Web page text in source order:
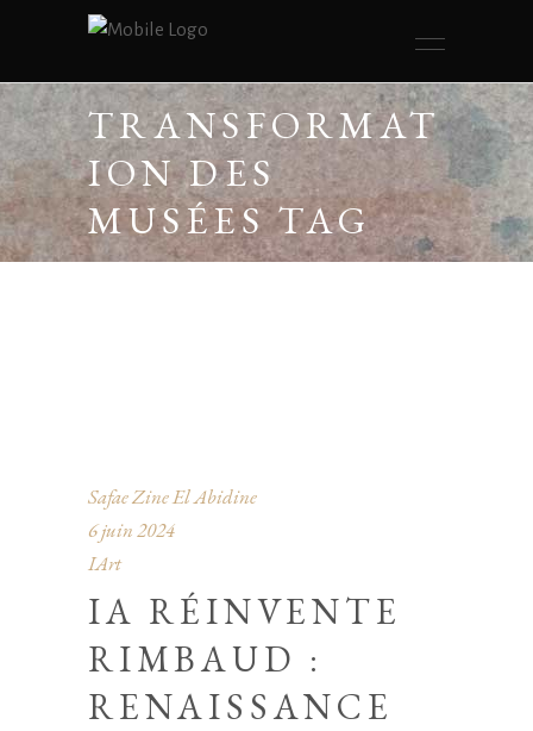
TRANSFORMAT
ION DES
MUSÉES TAG
Safae Zine El Abidine
6 juin 2024
IArt
IA RÉINVENTE
RIMBAUD :
RENAISSANCE